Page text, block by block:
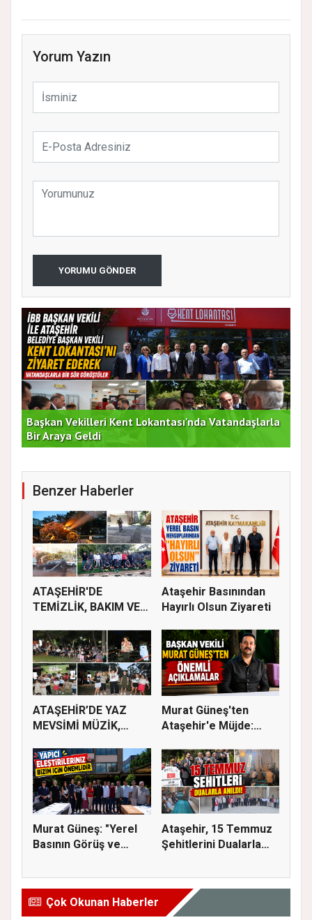
Yorum Yazın
YORUMU GÖNDER
Başkan Vekilleri Kent Lokantası'nda Vatandaşlarla
Bir Araya Geldi
Benzer Haberler
ATAŞEHİR'DE
TEMİZLİK, BAKIM VE
Ataşehir Basınından
Hayırlı Olsun Ziyareti
ATAŞEHİR’DE YAZ
MEVSİMİ MÜZİK,
Murat Güneş'ten
Ataşehir'e Müjde:
Murat Güneş: "Yerel
Basının Görüş ve
Ataşehir, 15 Temmuz
Şehitlerini Dualarla
Çok Okunan Haberler